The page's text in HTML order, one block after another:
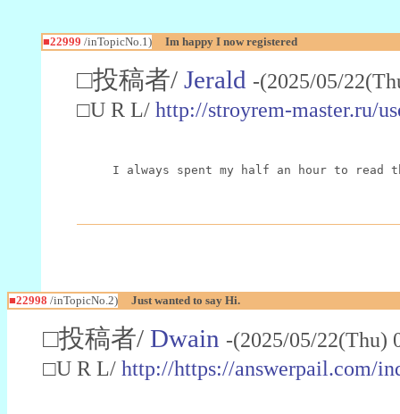
■22999 /inTopicNo.1) Im happy I now registered
□投稿者/ Jerald -(2025/05/
□U R L/ http://stroyrem-master.ru/
I always spent my half an hour to
■22998 /inTopicNo.2) Just wanted to say Hi.
□投稿者/ Dwain -(2025/05/
□U R L/ http://https://answerpail.com/